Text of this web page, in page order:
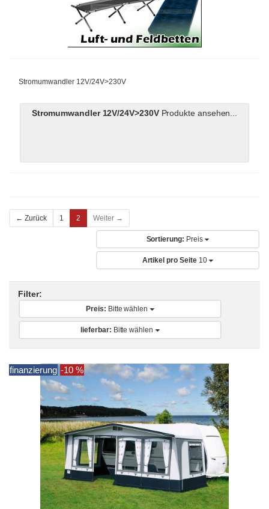
Stromumwandler 12V/24V>230V
Stromumwandler 12V/24V>230VProdukte ansehen...
← Zurück 1 2 Weiter →
Sortierung: Preis
Artikel pro Seite 10
Filter:
Preis: Bitte wählen
lieferbar: Bitte wählen
finanzierung -10 %